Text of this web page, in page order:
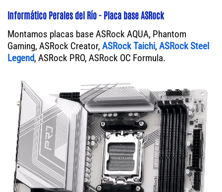
Informático Perales del Río - Placa base ASRock
Montamos placas base ASRock AQUA, Phantom
Gaming, ASRock Creator, ASRock Taichi, ASRock Steel
Legend, ASRock PRO, ASRock OC Formula.